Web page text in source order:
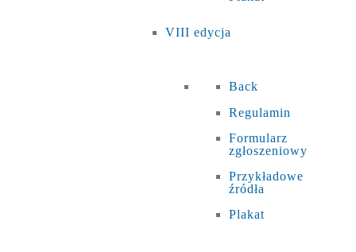
VIII edycja
Back
Regulamin
Formularz
zgłoszeniowy
Przykładowe
źródła
Plakat